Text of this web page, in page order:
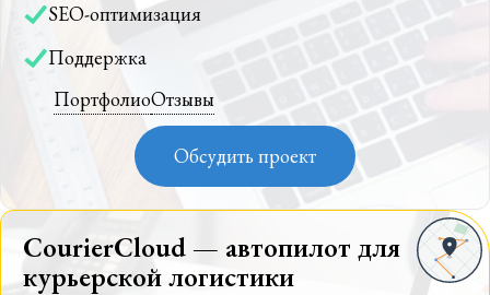
SEO-оптимизация
Поддержка
ПортфолиоОтзывы
Обсудить проект
CourierCloud — автопилот для
курьерской логистики